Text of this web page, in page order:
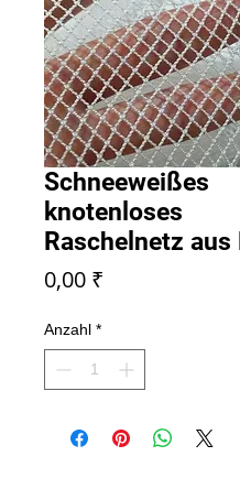
Schneeweißes
knotenloses
Raschelnetz aus
0,00 ₹
Anzahl *